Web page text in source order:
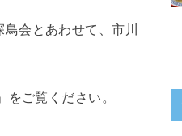
会とあわせて、市川
」をご覧ください。